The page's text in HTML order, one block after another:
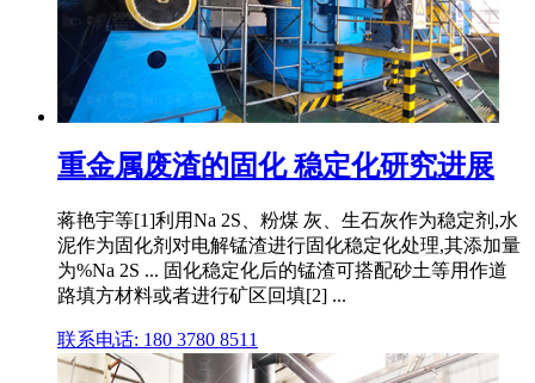
重金属废渣的固化 稳定化研究进展
蒋艳宇等[1]利用Na 2S、粉煤 灰、生石灰作为稳定剂,水
泥作为固化剂对电解锰渣进行固化稳定化处理,其添加量
为%Na 2S ... 固化稳定化后的锰渣可搭配砂土等用作道
路填方材料或者进行矿区回填[2] ...
联系电话: 180 3780 8511